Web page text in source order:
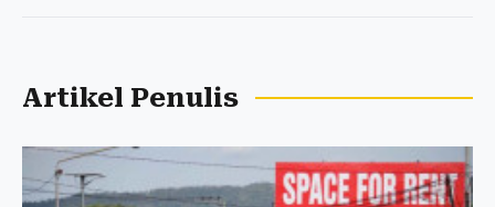
Artikel Penulis